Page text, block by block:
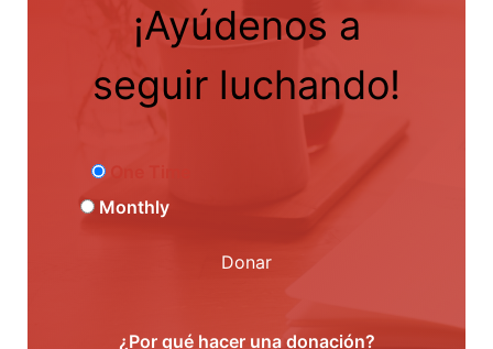
¡Ayúdenos a
seguir luchando!
Monthly
Donar
¿Por qué hacer una donación?